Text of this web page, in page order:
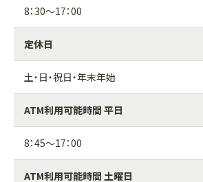
8：30～17：00
定休日
土・日・祝日・年末年始
ATM利用可能時間 平日
8：45～17：00
ATM利用可能時間 土曜日